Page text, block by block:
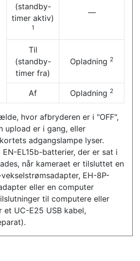
(standby-
timer aktiv)
1
—
Til
(standby-
timer fra)
Opladning 2
Af Opladning 2
hvor afbryderen er i "OFF",
upload er i gang, eller
adgangslampe lyser.
EN-EL15b-batterier, der er sat i
når kameraet er tilsluttet en
EH-8P-
eller en computer
til computere eller
UC-E25 USB kabel,